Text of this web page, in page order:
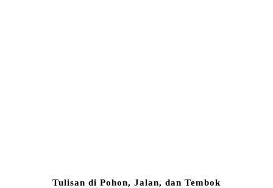
Tulisan di Pohon, Jalan, dan Tembok